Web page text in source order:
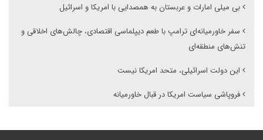
بی میلی امارات و عربستان به همصدایی با امریکا و اسرائیل
سفر خاورمیانه‌ای ترامپ با طعم دیپلماسی اقتصادی، چالش‌های اخلاقی و
تنش‌های منطقه‌ای
این دولت اسرائیلی، متحد امریکا نیست
فروپاشی سیاست امریکا در قبال خاورمیانه